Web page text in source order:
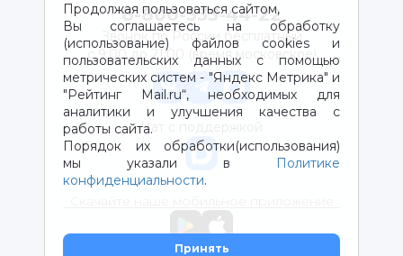
Продолжая пользоваться сайтом,
Вы соглашаетесь на обработку
(использование) файлов cookies и
пользовательских данных с помощью
метрических систем - "Яндекс Метрика" и
"Рейтинг Mail.ru“, необходимых для
аналитики и улучшения качества с
работы сайта.
Порядок их обработки(использования)
мы указали в
Политике
конфиденциальности.
Принять
8-800-333-44-22
Звонок по России бесплатный
с 9:00 до 21:00 (время московское)
Чат с поддержкой